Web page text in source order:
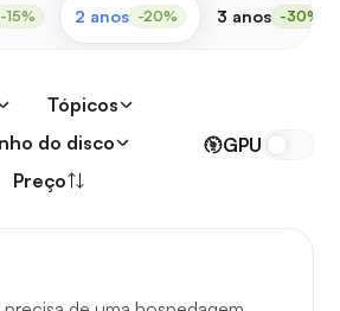
-15% 2 anos -20% 3 anos -30%
Tópicos
do disco
Preço
GPU